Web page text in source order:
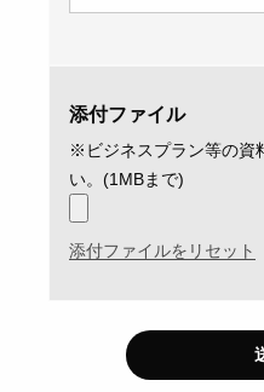
添付ファイル
※ビジネスプラン等の資
い。(1MBまで)
添付ファイルをリセット